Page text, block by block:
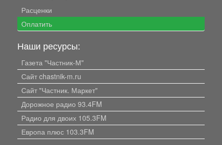
Расценки
Оплатить
Наши ресурсы:
Газета "Частник-М"
Сайт chastnik-m.ru
Сайт "Частник. Маркет"
Дорожное радио 93.4FM
Радио для двоих 105.3FM
Европа плюс 103.3FM